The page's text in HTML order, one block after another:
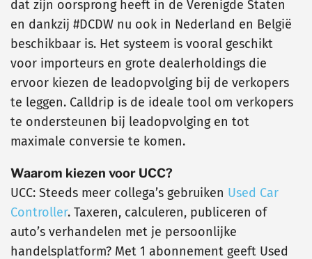
dat zijn oorsprong heeft in de Verenigde Staten
en dankzij #DCDW nu ook in Nederland en België
beschikbaar is. Het systeem is vooral geschikt
voor importeurs en grote dealerholdings die
ervoor kiezen de leadopvolging bij de verkopers
te leggen. Calldrip is de ideale tool om verkopers
te ondersteunen bij leadopvolging en tot
maximale conversie te komen.
Waarom kiezen voor UCC?
UCC: Steeds meer collega’s gebruiken Used Car
Controller. Taxeren, calculeren, publiceren of
auto’s verhandelen met je persoonlijke
handelsplatform? Met 1 abonnement geeft Used